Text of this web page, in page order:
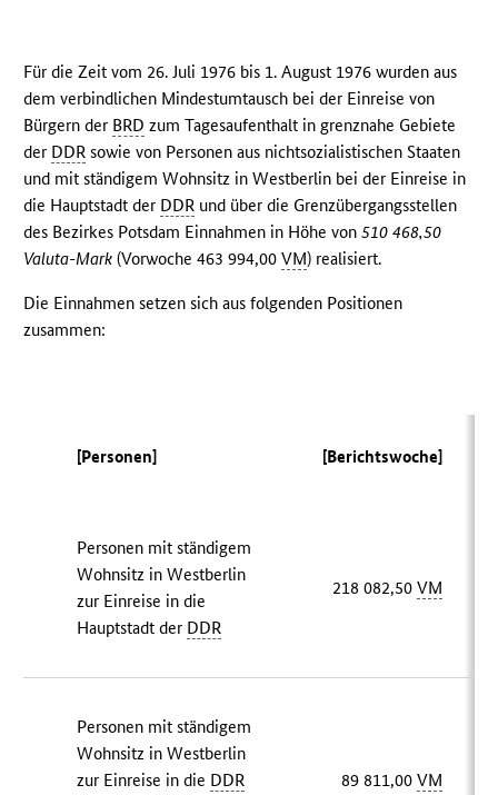
Für die Zeit vom 26. Juli 1976 bis 1. August 1976 wurden aus
dem verbindlichen Mindestumtausch bei der Einreise von
Bürgern der BRD zum Tagesaufenthalt in grenznahe Gebiete
der DDR sowie von Personen aus nichtsozialistischen Staaten
und mit ständigem Wohnsitz in Westberlin bei der Einreise in
die Hauptstadt der DDR und über die Grenzübergangsstellen
des Bezirkes Potsdam Einnahmen in Höhe von510 468,50
Valuta-Mark (Vorwoche 463 994,00VM) realisiert.
Die Einnahmen setzen sich aus folgenden Positionen
zusammen:
[Personen] [Berichtswoche]
Personen mit ständigem
Wohnsitz in Westberlin
zur Einreise in die
Hauptstadt der DDR
218 082,50VM
Personen mit ständigem
Wohnsitz in Westberlin
zur Einreise in die DDR
89 811,00VM